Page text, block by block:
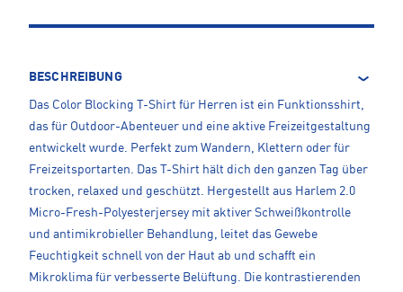
BESCHREIBUNG
Das Color Blocking T-Shirt für Herren ist ein Funktionsshirt,
das für Outdoor-Abenteuer und eine aktive Freizeitgestaltung
entwickelt wurde. Perfekt zum Wandern, Klettern oder für
Freizeitsportarten. Das T-Shirt hält dich den ganzen Tag über
trocken, relaxed und geschützt. Hergestellt aus Harlem 2.0
Micro-Fresh-Polyesterjersey mit aktiver Schweißkontrolle
und antimikrobieller Behandlung, leitet das Gewebe
Feuchtigkeit schnell von der Haut ab und schafft ein
Mikroklima für verbesserte Belüftung. Die kontrastierenden